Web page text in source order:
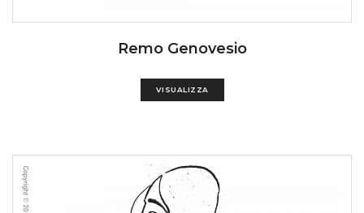
Remo Genovesio
VISUALIZZA